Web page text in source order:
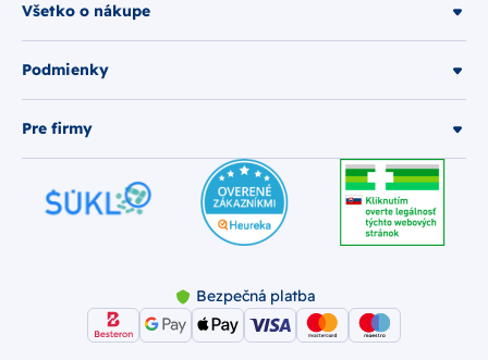
Všetko o nákupe
Podmienky
Pre firmy
Bezpečná platba